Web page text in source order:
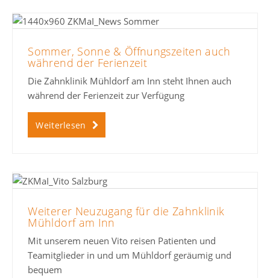
Sommer, Sonne & Öffnungszeiten auch
während der Ferienzeit
Die Zahnklinik Mühldorf am Inn steht Ihnen auch
während der Ferienzeit zur Verfügung
Weiterlesen
Weiterer Neuzugang für die Zahnklinik
Mühldorf am Inn
Mit unserem neuen Vito reisen Patienten und
Teamitglieder in und um Mühldorf geräumig und
bequem